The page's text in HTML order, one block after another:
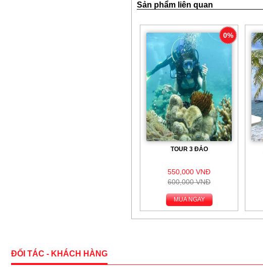
Sản phẩm liên quan
0%
TOUR 3 ĐẢO
550,000 VNĐ
600,000 VNĐ
MUA NGAY
ĐỐI TÁC - KHÁCH HÀNG